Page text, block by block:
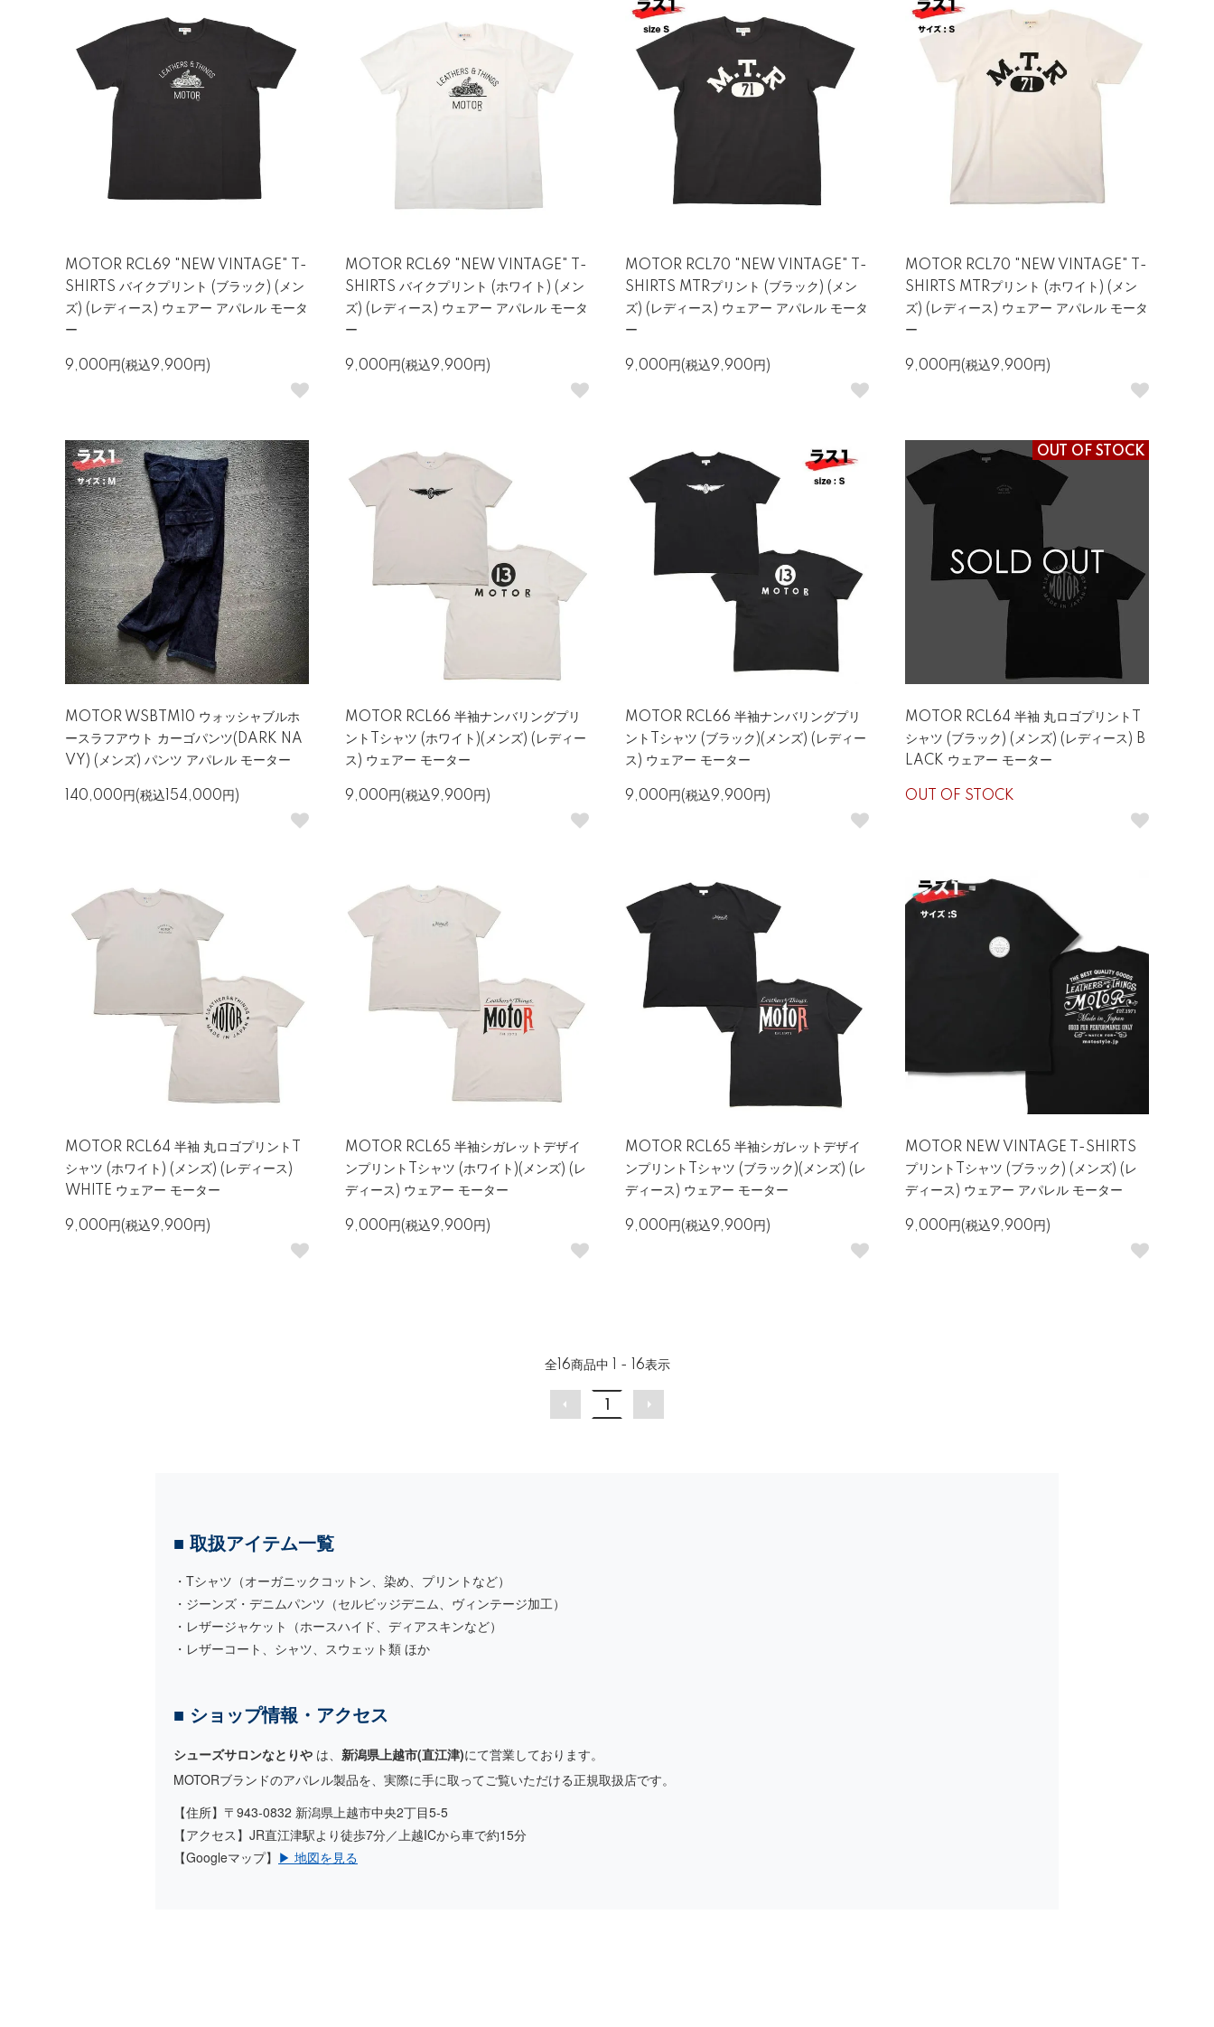
MOTOR RCL69 "NEW VINTAGE" T-
SHIRTS バイクプリント (ブラック) (メン
ズ) (レディース) ウェアー アパレル モータ
ー
9,000円(税込9,900円)
MOTOR RCL69 "NEW VINTAGE" T-
SHIRTS バイクプリント (ホワイト) (メン
ズ) (レディース) ウェアー アパレル モータ
ー
9,000円(税込9,900円)
MOTOR RCL70 "NEW VINTAGE" T-
SHIRTS MTRプリント (ブラック) (メン
ズ) (レディース) ウェアー アパレル モータ
ー
9,000円(税込9,900円)
MOTOR RCL70 "NEW VINTAGE" T-
SHIRTS MTRプリント (ホワイト) (メン
ズ) (レディース) ウェアー アパレル モータ
ー
9,000円(税込9,900円)
MOTOR WSBTM10 ウォッシャブルホ
ースラフアウト カーゴパンツ(DARK NA
VY) (メンズ) パンツ アパレル モーター
140,000円(税込154,000円)
MOTOR RCL66 半袖ナンバリングプリ
ントTシャツ (ホワイト)(メンズ) (レディー
ス) ウェアー モーター
9,000円(税込9,900円)
MOTOR RCL66 半袖ナンバリングプリ
ントTシャツ (ブラック)(メンズ) (レディー
ス) ウェアー モーター
9,000円(税込9,900円)
OUT OF STOCK
MOTOR RCL64 半袖 丸ロゴプリントT
シャツ (ブラック) (メンズ) (レディース) B
LACK ウェアー モーター
OUT OF STOCK
MOTOR RCL64 半袖 丸ロゴプリントT
シャツ (ホワイト) (メンズ) (レディース)
WHITE ウェアー モーター
9,000円(税込9,900円)
MOTOR RCL65 半袖シガレットデザイ
ンプリントTシャツ (ホワイト)(メンズ) (レ
ディース) ウェアー モーター
9,000円(税込9,900円)
MOTOR RCL65 半袖シガレットデザイ
ンプリントTシャツ (ブラック)(メンズ) (レ
ディース) ウェアー モーター
9,000円(税込9,900円)
MOTOR NEW VINTAGE T-SHIRTS
プリントTシャツ (ブラック) (メンズ) (レ
ディース) ウェアー アパレル モーター
9,000円(税込9,900円)
全16商品中 1 - 16表示
■ 取扱アイテム一覧
・Tシャツ（オーガニックコットン、染め、プリントなど）
・ジーンズ・デニムパンツ（セルビッジデニム、ヴィンテージ加工）
・レザージャケット（ホースハイド、ディアスキンなど）
・レザーコート、シャツ、スウェット類 ほか
■ ショップ情報・アクセス
シューズサロンなとりや は、 新潟県上越市(直江津)にて営業しております。
MOTORブランドのアパレル製品を、実際に手に取ってご覧いただける正規取扱店です。
【住所】〒943-0832 新潟県上越市中央2丁目5-5
【アクセス】JR直江津駅より徒歩7分／上越ICから車で約15分
【Googleマップ】 ▶ 地図を見る